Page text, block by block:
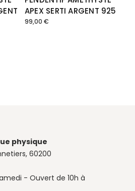
APEX SERTI ARGENT 925
99,00 €
physique
60200
- Ouvert de 10h à